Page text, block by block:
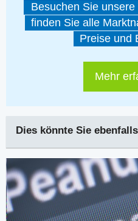
Besuchen Sie
finden Sie alle
Preise und
Mehr
Dies könnte Sie